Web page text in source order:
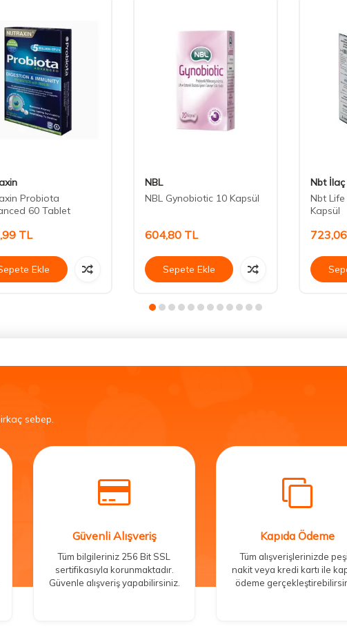
Probiota
60 Tablet
TL
Ekle
NBL
NBL Gynobiotic 10 Kapsül
604,80 TL
Sepete Ekle
Nbt İlaç
Nbt
Kapsül
723,06
sebep.
Güvenli Alışveriş
Tüm bilgileriniz 256 Bit SSL
sertifikasıyla korunmaktadır.
Güvenle alışveriş yapabilirsiniz.
Kapıda Ödeme
Tüm alışverişlerinizde
nakit veya kredi kartı ile
ödeme